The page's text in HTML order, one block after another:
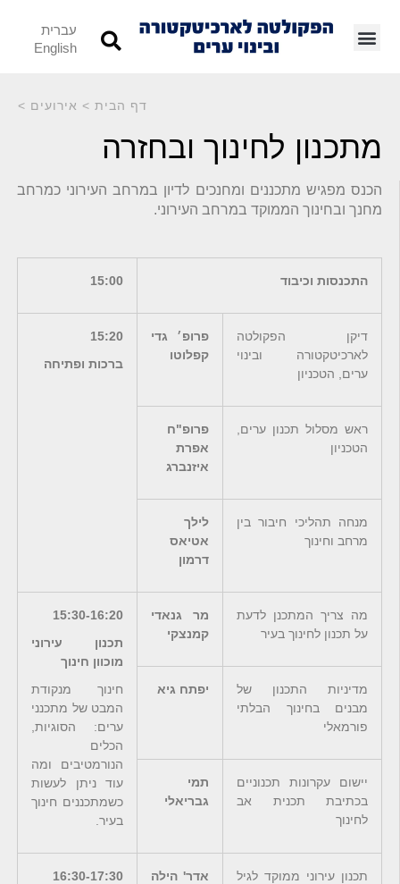
עברית
English
דף הבית > אירועים >
מתכנון לחינוך ובחזרה
הכנס מפגיש מתכננים ומחנכים לדיון במרחב העירוני כמרחב
מחנך ובחינוך הממוקד במרחב העירוני.
התכנסות וכיבוד 15:00
דיקן הפקולטה
לארכיטקטורה ובינוי
ערים, הטכניון
פרופ׳ גדי
קפלוטו
15:20
ברכות ופתיחה
ראש מסלול תכנון ערים,
הטכניון
פרופ"ח
אפרת
איזנברג
מנחה תהליכי חיבור בין
מרחב וחינוך
לילך
אטיאס
דרמון
מה צריך המתכנן לדעת
על תכנון לחינוך בעיר
מר גנאדי
קמנצקי
15:30-16:20
תכנון עירוני
מוכוון חינוך
חינוך מנקודת
המבט של מתכנני
ערים: הסוגיות,
הכלים
הנורמטיבים ומה
עוד ניתן לעשות
כשמתכננים חינוך
בעיר.
מדיניות התכנון של
מבנים בחינוך הבלתי
פורמאלי
יפתח גיא
יישום עקרונות תכנוניים
בכתיבת תכנית אב
לחינוך
תמי
גבריאלי
תכנון עירוני ממוקד לגיל
אדר' הילה
16:30-17:30